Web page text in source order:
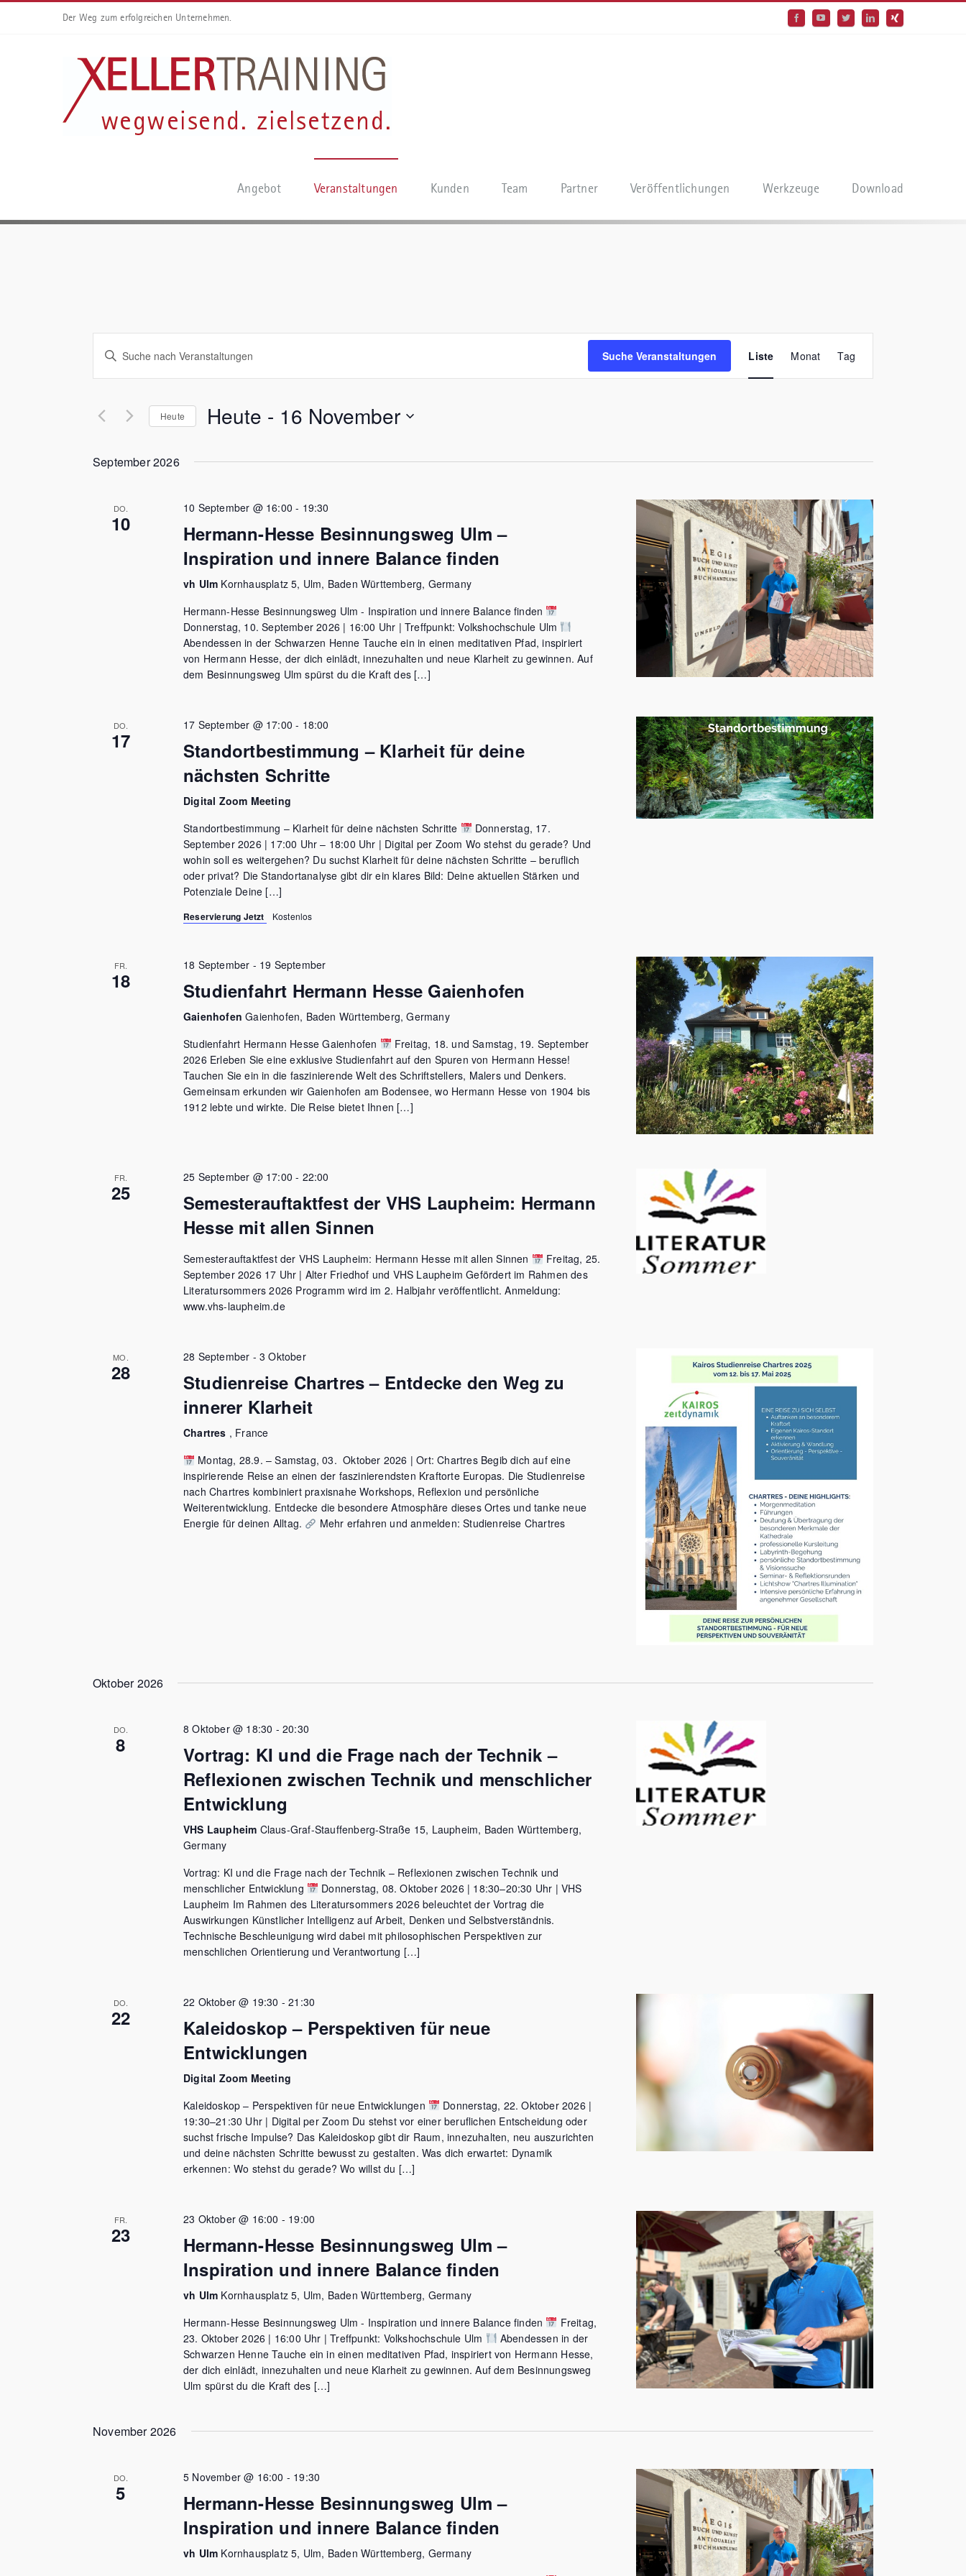
Der Weg zum erfolgreichen Unternehmen.
Angebot Veranstaltungen Kunden Team Partner Veröffentlichungen Werkzeuge Download
Suche
Ansichten,
Bitte
Schlüsselwort
eingeben.
Veranstaltungen
Suche Veranstaltungen
Ansichten-
Liste Monat Tag
Heute Heute - 16 November
September 2026
DO.
10
10 September @ 16:00 - 19:30
Hermann-Hesse Besinnungsweg Ulm –
Inspiration und innere Balance finden
vh Ulm Kornhausplatz 5, Ulm, Baden Württemberg, Germany
Hermann-Hesse Besinnungsweg Ulm - Inspiration und innere Balance finden
Donnerstag, 10. September 2026 | 16:00 Uhr | Treffpunkt: Volkshochschule Ulm
Abendessen in der Schwarzen Henne Tauche ein in einen meditativen Pfad, inspiriert
von Hermann Hesse, der dich einlädt, innezuhalten und neue Klarheit zu gewinnen. Auf
dem Besinnungsweg Ulm spürst du die Kraft des […]
DO.
17
17 September @ 17:00 - 18:00
Standortbestimmung – Klarheit für deine
nächsten Schritte
Digital Zoom Meeting
Standortbestimmung – Klarheit für deine nächsten Schritte
Donnerstag, 17.
September 2026 | 17:00 Uhr – 18:00 Uhr | Digital per Zoom Wo stehst du gerade? Und
wohin soll es weitergehen? Du suchst Klarheit für deine nächsten Schritte – beruflich
oder privat? Die Standortanalyse gibt dir ein klares Bild: Deine aktuellen Stärken und
Potenziale Deine […]
Reservierung Jetzt Kostenlos
FR.
18
18 September - 19 September
Studienfahrt Hermann Hesse Gaienhofen
GaienhofenGaienhofen, Baden Württemberg, Germany
Studienfahrt Hermann Hesse Gaienhofen
Freitag, 18. und Samstag, 19. September
2026 Erleben Sie eine exklusive Studienfahrt auf den Spuren von Hermann Hesse!
Tauchen Sie ein in die faszinierende Welt des Schriftstellers, Malers und Denkers.
Gemeinsam erkunden wir Gaienhofen am Bodensee, wo Hermann Hesse von 1904 bis
1912 lebte und wirkte. Die Reise bietet Ihnen […]
FR.
25
25 September @ 17:00 - 22:00
Semesterauftaktfest der VHS Laupheim: Hermann
Hesse mit allen Sinnen
Semesterauftaktfest der VHS Laupheim: Hermann Hesse mit allen Sinnen
Freitag, 25.
September 2026 17 Uhr | Alter Friedhof und VHS Laupheim Gefördert im Rahmen des
Literatursommers 2026 Programm wird im 2. Halbjahr veröffentlicht. Anmeldung:
www.vhs-laupheim.de
MO.
28
28 September - 3 Oktober
Studienreise Chartres – Entdecke den Weg zu
innerer Klarheit
Chartres , France
Montag, 28.9. – Samstag, 03. Oktober 2026 | Ort: Chartres Begib dich auf eine
inspirierende Reise an einen der faszinierendsten Kraftorte Europas. Die Studienreise
nach Chartres kombiniert praxisnahe Workshops, Reflexion und persönliche
Weiterentwicklung. Entdecke die besondere Atmosphäre dieses Ortes und tanke neue
Energie für deinen Alltag.
Mehr erfahren und anmelden: Studienreise Chartres
Oktober 2026
DO.
8
8 Oktober @ 18:30 - 20:30
Vortrag: KI und die Frage nach der Technik –
Reflexionen zwischen Technik und menschlicher
Entwicklung
VHS Laupheim Claus-Graf-Stauffenberg-Straße 15, Laupheim, Baden Württemberg,
Germany
Vortrag: KI und die Frage nach der Technik – Reflexionen zwischen Technik und
menschlicher Entwicklung
Donnerstag, 08. Oktober 2026 | 18:30–20:30 Uhr | VHS
Laupheim Im Rahmen des Literatursommers 2026 beleuchtet der Vortrag die
Auswirkungen Künstlicher Intelligenz auf Arbeit, Denken und Selbstverständnis.
Technische Beschleunigung wird dabei mit philosophischen Perspektiven zur
menschlichen Orientierung und Verantwortung […]
DO.
22
22 Oktober @ 19:30 -21:30
Kaleidoskop – Perspektiven für neue
Entwicklungen
Digital Zoom Meeting
Kaleidoskop – Perspektiven für neue Entwicklungen
Donnerstag, 22. Oktober 2026 |
19:30–21:30 Uhr | Digital per Zoom Du stehst vor einer beruflichen Entscheidung oder
suchst frische Impulse? Das Kaleidoskop gibt dir Raum, innezuhalten, neu auszurichten
und deine nächsten Schritte bewusst zu gestalten. Was dich erwartet: Dynamik
erkennen: Wo stehst du gerade? Wo willst du […]
FR.
23
23 Oktober @ 16:00 - 19:00
Hermann-Hesse Besinnungsweg Ulm –
Inspiration und innere Balance finden
vh Ulm Kornhausplatz 5, Ulm, Baden Württemberg, Germany
Hermann-Hesse Besinnungsweg Ulm - Inspiration und innere Balance finden
Freitag,
23. Oktober 2026 | 16:00 Uhr | Treffpunkt: Volkshochschule Ulm
Abendessen in der
Schwarzen Henne Tauche ein in einen meditativen Pfad, inspiriert von Hermann Hesse,
der dich einlädt, innezuhalten und neue Klarheit zu gewinnen. Auf dem Besinnungsweg
Ulm spürst du die Kraft des […]
November 2026
DO.
5
5 November @ 16:00 - 19:30
Hermann-Hesse Besinnungsweg Ulm –
Inspiration und innere Balance finden
vh Ulm Kornhausplatz 5, Ulm, Baden Württemberg, Germany